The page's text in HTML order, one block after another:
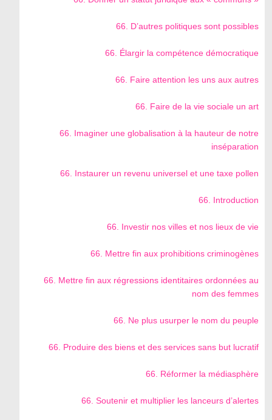
66. D’autres politiques sont possibles
66. Élargir la compétence démocratique
66. Faire attention les uns aux autres
66. Faire de la vie sociale un art
66. Imaginer une globalisation à la hauteur de notre
inséparation
66. Instaurer un revenu universel et une taxe pollen
66. Introduction
66. Investir nos villes et nos lieux de vie
66. Mettre fin aux prohibitions criminogènes
66. Mettre fin aux régressions identitaires ordonnées au
nom des femmes
66. Ne plus usurper le nom du peuple
66. Produire des biens et des services sans but lucratif
66. Réformer la médiasphère
66. Soutenir et multiplier les lanceurs d’alertes